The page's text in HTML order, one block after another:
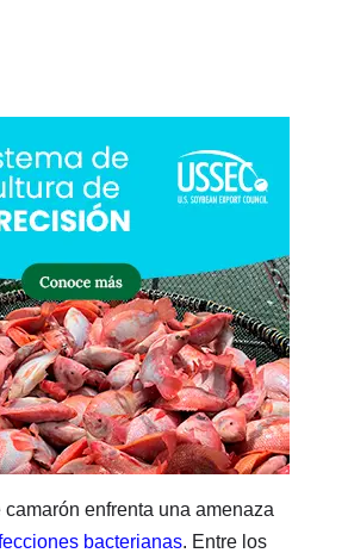
camarón enfrenta una amenaza
bacterianas. Entre los